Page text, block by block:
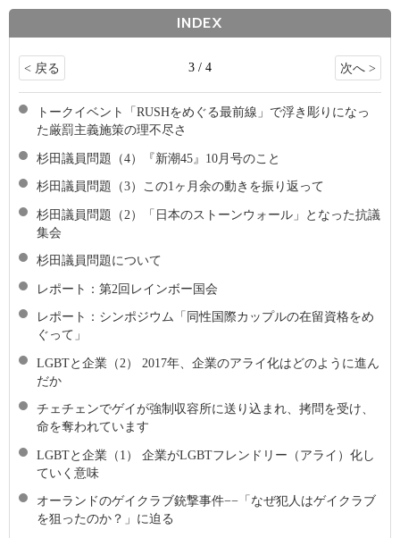
INDEX
< 戻る 3 / 4 次へ >
トークイベント「RUSHをめぐる最前線」で浮き彫りになっ
た厳罰主義施策の理不尽さ
杉田議員問題（4）『新潮45』10月号のこと
杉田議員問題（3）この1ヶ月余の動きを振り返って
杉田議員問題（2）「日本のストーンウォール」となった抗議
集会
杉田議員問題について
レポート：第2回レインボー国会
レポート：シンポジウム「同性国際カップルの在留資格をめ
ぐって」
LGBTと企業（2） 2017年、企業のアライ化はどのように進ん
だか
チェチェンでゲイが強制収容所に送り込まれ、拷問を受け、
命を奪われています
LGBTと企業（1） 企業がLGBTフレンドリー（アライ）化し
ていく意味
オーランドのゲイクラブ銃撃事件−−「なぜ犯人はゲイクラブ
を狙ったのか？」に迫る